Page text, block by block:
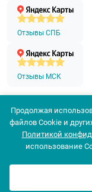
Популярные
Отзывы СПБ
Отзывы МСК
© 1994 —
Согласие
Продолжая
файлов Cookie и
Политикой
использование